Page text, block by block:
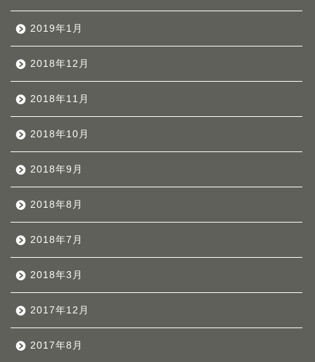
2019年1月
2018年12月
2018年11月
2018年10月
2018年9月
2018年8月
2018年7月
2018年3月
2017年12月
2017年8月